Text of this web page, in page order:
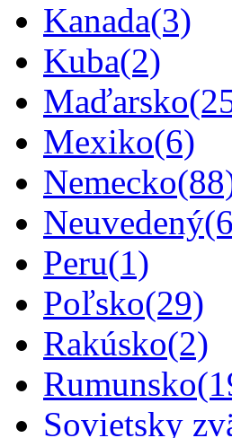
Kanada(3)
Kuba(2)
Maďarsko
Mexiko(6)
Nemecko
Neuvedený
Peru(1)
Poľsko(29)
Rakúsko(2)
Rumunsko
Sovietsky